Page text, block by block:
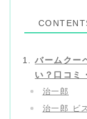
バームクー
い？口コミ
治一郎
治一郎 ビ